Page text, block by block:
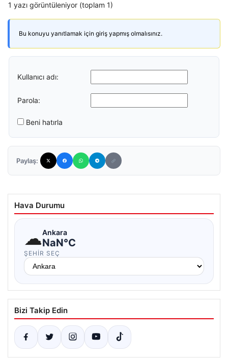
1 yazı görüntüleniyor (toplam 1)
Bu konuyu yanıtlamak için giriş yapmış olmalısınız.
Kullanıcı adı:
Parola:
Beni hatırla
Paylaş:
Hava Durumu
☁Ankara
NaN°C
ŞEHIR SEÇ
Bizi Takip Edin